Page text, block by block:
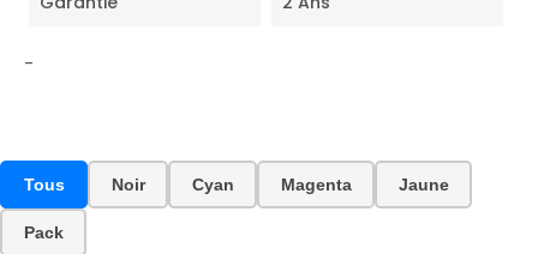
-
Tous Noir Cyan Magenta Jaune
Pack